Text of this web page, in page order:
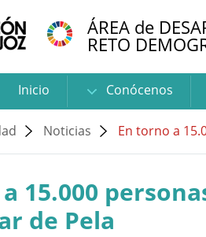
ÁREA de
RETO
Inicio Conócenos
Noticias En torno a
15.000
de Pela